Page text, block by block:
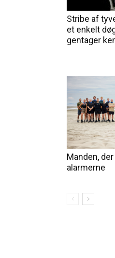
Stribe af
et enkelt
gentager
Manden,
alarmerne